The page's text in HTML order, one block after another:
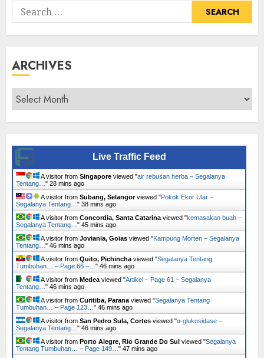
Search
for:
ARCHIVES
Archives
Live Traffic Feed
A visitor from Singapore viewed "air rebusan herba – Segalanya
Tentang…" 28 mins ago
A visitor from Subang, Selangorviewed "Pokok Ekor Ular –
Segalanya Tentang…" 38 mins ago
A visitor from Concordia, Santa Catarinaviewed "kemasakan buah –
Segalanya Tentang…" 45 mins ago
A visitor from Joviania, Goias viewed "Kampung Morten – Segalanya
Tentang…" 46 mins ago
A visitor from Quito, Pichinchaviewed "Segalanya Tentang
Tumbuhan… – Page 66 –…" 46 mins ago
A visitor from Medeaviewed "Artikel – Page 61 – Segalanya
Tentang…" 46 mins ago
A visitor from Curitiba, Paranaviewed "Segalanya Tentang
Tumbuhan… – Page 123…" 46 mins ago
A visitor from San Pedro Sula, Cortes viewed "α-glukosidase –
Segalanya Tentang…" 46 mins ago
A visitor from Porto Alegre, Rio Grande Do Sul viewed "Segalanya
Tentang Tumbuhan… – Page 149…" 47 mins ago